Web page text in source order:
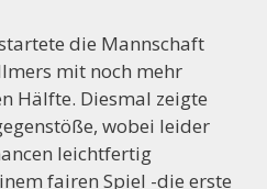
die Mannschaft
mit noch mehr
Hälfte. Diesmal zeigte
wobei leider
leichtfertig
fairen Spiel -die erste